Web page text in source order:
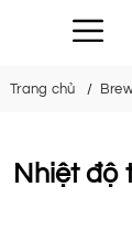
Trang chủ
Nhiệt độ